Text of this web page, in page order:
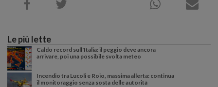
Le più lette
Caldo record sull'Italia: il peggio deve ancora
arrivare, poi una possibile svolta meteo
Incendio tra Lucoli e Roio, massima allerta: continua
il monitoraggio senza sosta delle autorità